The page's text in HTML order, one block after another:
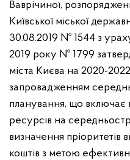
Ваврічиної,
Київської міської
30.08.2019 № 1544 з
2019 року № 1799
міста Києва на 2020-
запровадженням
планування, що включає
ресурсів на
визначення
коштів з метою